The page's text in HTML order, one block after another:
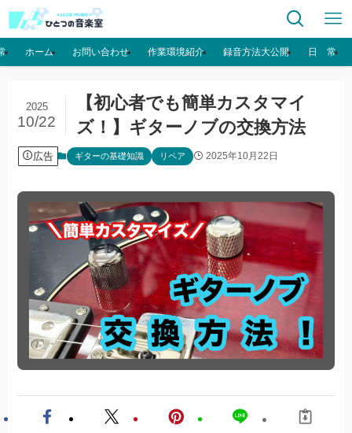
ホーム お問い合わせ 作業環境紹介 録音方法大公開 日 常
【初心者でも簡単カスタマイ
ズ！】ギターノブの交換方法
2025
10/22
広告 ギターの基礎知識 リペア 2025年10月22日